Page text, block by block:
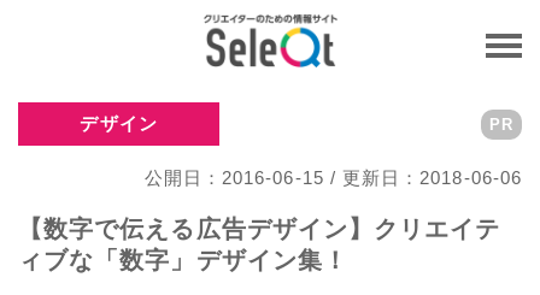
デザイン
公開日：2016-06-15 / 更新日：2018-06-06
PR
【数字で伝える広告デザイン】クリエイテ
ィブな「数字」デザイン集！